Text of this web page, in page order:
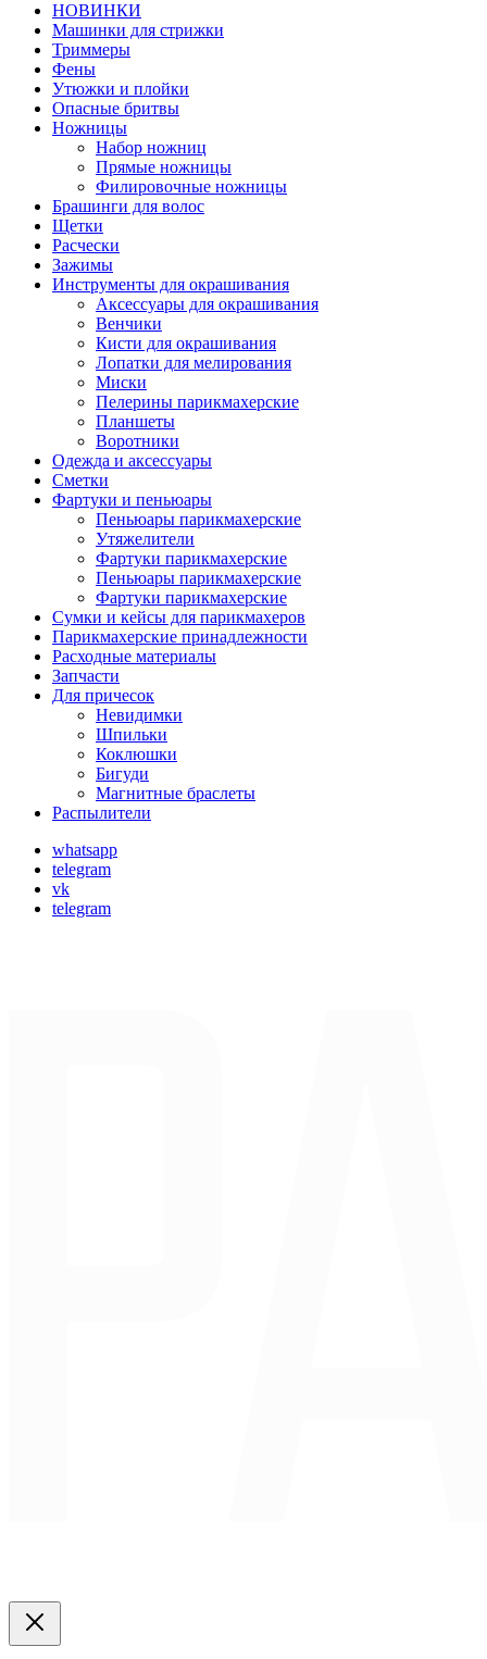
НОВИНКИ
Машинки для стрижки
Триммеры
Фены
Утюжки и плойки
Опасные бритвы
Ножницы
Набор ножниц
Прямые ножницы
Филировочные ножницы
Брашинги для волос
Щетки
Расчески
Зажимы
Инструменты для окрашивания
Аксессуары для окрашивания
Венчики
Кисти для окрашивания
Лопатки для мелирования
Миски
Пелерины парикмахерские
Планшеты
Воротники
Одежда и аксессуары
Сметки
Фартуки и пеньюары
Пеньюары парикмахерские
Утяжелители
Фартуки парикмахерские
Пеньюары парикмахерские
Фартуки парикмахерские
Сумки и кейсы для парикмахеров
Парикмахерские принадлежности
Расходные материалы
Запчасти
Для причесок
Невидимки
Шпильки
Коклюшки
Бигуди
Магнитные браслеты
Распылители
whatsapp
telegram
vk
telegram